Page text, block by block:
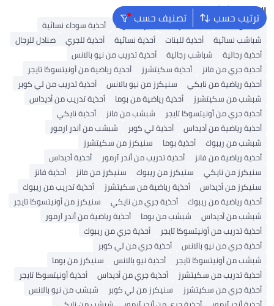
ترتيب حسب تصنيف حسب البحث الشائع
أديداس سامبا شباشب رجالية بيركنستوك
أحذية سوداء نسائية
شباشب نسائية
أحذية للبنات أحذية نسائية أحذية للجري
صنادل للرجال
أحذية رجالية
شباشب رجالية
أحذية تدريب من نيو بالانس
أحذية جري من فانز
أحذية سكيتشرز
أحذية رياضية من أونيتسوكا تايجر
أحذية رياضية من نايكي
سنيكرز من نيو بالانس
أحذية تدريب من لي كوبر
شبشب من سكيتشرز
أحذية رياضية من بوما
أحذية تدريب من أديداس
أحذية جري من أونيتسوكا تايجر
شبشب من فانز
أحذية نايكي
أحذية رياضية من أديداس
أحذية لي كوبر
شبشب من أندر آرمور
شبشب من ريبوك
أحذية بوما
سنيكرز من سكيتشرز
أحذية رياضية من فانز
أحذية تدريب من أندر آرمور
أحذية أديداس
سنيكرز من نايكي
سنيكرز من ريبوك سنيكرز من فانز
أحذية فانز
سنيكرز من أديداس
أحذية رياضية من سكيتشرز
أحذية تدريب من ريبوك
أحذية رياضية من ريبوك
أحذية جري من نايكي
سنيكرز من أونيتسوكا تايجر
شبشب من أديداس
شبشب من بوما
أحذية رياضية من أندر آرمور
أحذية تدريب من أونيتسوكا تايجر
أحذية جري من ريبوك
أحذية جري من نيو بالانس
أحذية جري من لي كوبر
شبشب من أونيتسوكا تايجر
أحذية نيو بالانس
سنيكرز من بوما
أحذية تدريب من سكيتشرز
أحذية جري من أديداس
أحذية أونيتسوكا تايجر
أحذية جري من سكيتشرز
سنيكرز من لي كوبر
شبشب من نيو بالانس